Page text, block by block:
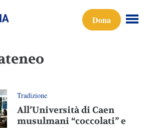
Dona
Tradizione
All’Università di Caen
musulmani “coccolati” e